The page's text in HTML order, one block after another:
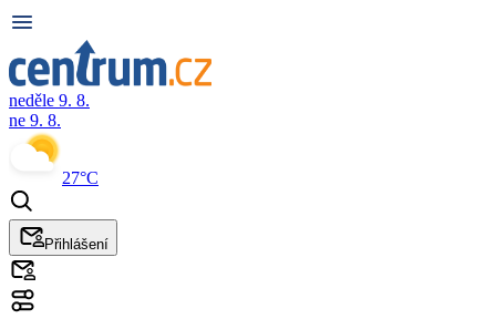
neděle 9. 8.
ne 9. 8.
27°C
Přihlášení